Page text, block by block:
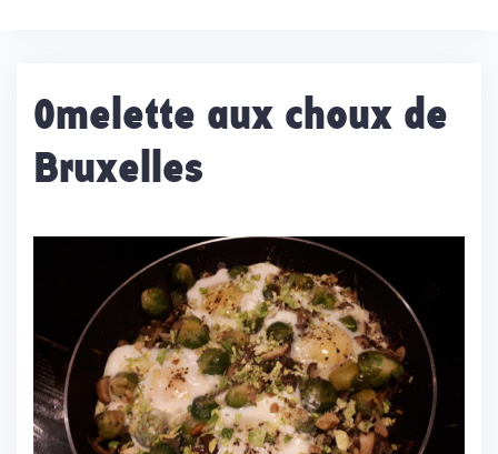
Omelette aux choux de
Bruxelles